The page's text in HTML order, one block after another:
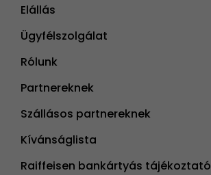
Elállás
Ügyfélszolgálat
Rólunk
Partnereknek
Szállásos partnereknek
Kívánságlista
Raiffeisen bankártyás tájékoztató